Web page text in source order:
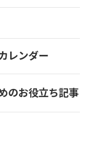
レンダー
のお役立ち記事